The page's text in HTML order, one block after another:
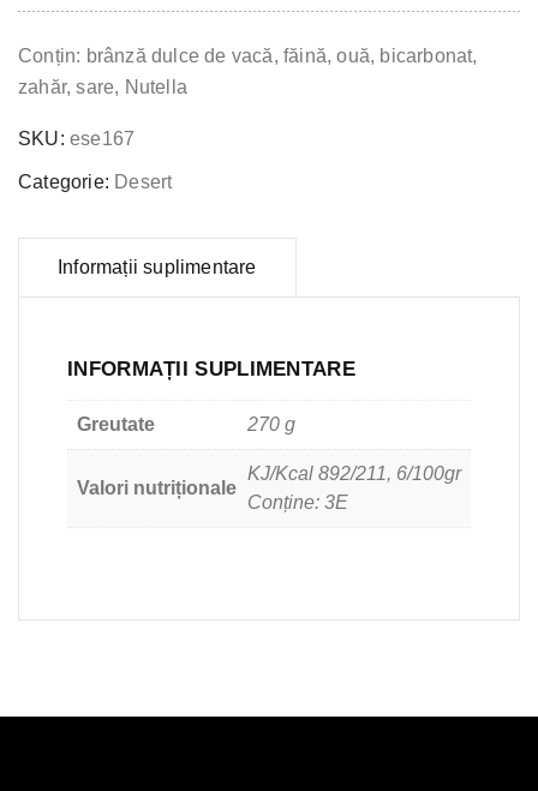
Conțin: brânză dulce de vacă, făină, ouă, bicarbonat,
zahăr, sare, Nutella
SKU: ese167
Categorie: Desert
Informații suplimentare
INFORMAȚII SUPLIMENTARE
Greutate 270 g
Valori nutriționale
KJ/Kcal 892/211, 6/100gr
Conține: 3E